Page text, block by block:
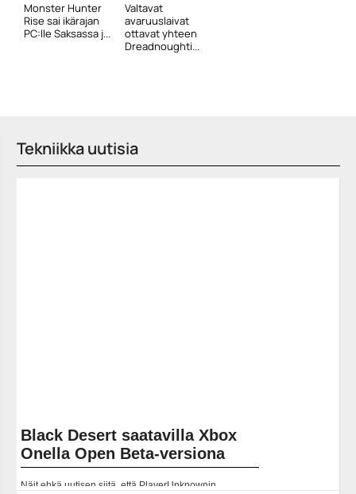
Monster Hunter
Rise sai ikärajan
PC:lle Saksassa j...
Valtavat
avaruuslaivat
ottavat yhteen
Dreadnoughti...
Tekniikka uutisia
Black Desert saatavilla Xbox
Onella Open Beta-versiona
Näit ehkä uutisen siitä, että PlayerUnknownin